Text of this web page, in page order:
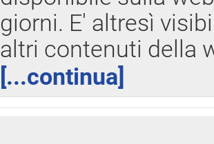
giorni. E' altresì
altri contenuti della
[...continua]